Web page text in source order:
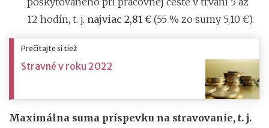
12 hodín, t. j. najviac 2,81 € (55 % zo sumy 5,10 €).
Prečítajte si tiež
Stravné v roku 2022
Maximálna suma príspevku na stravovanie, t. j.